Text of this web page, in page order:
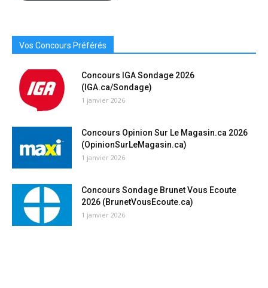
Vos Concours Préférés
Concours IGA Sondage 2026
(IGA.ca/Sondage)
1 janvier 2026
Concours Opinion Sur Le Magasin.ca 2026
(OpinionSurLeMagasin.ca)
1 janvier 2026
Concours Sondage Brunet Vous Ecoute
2026 (BrunetVousEcoute.ca)
1 janvier 2026